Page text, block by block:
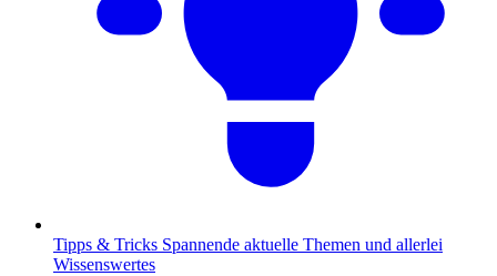
Tipps & Tricks Spannende aktuelle Themen und allerlei
Wissenswertes